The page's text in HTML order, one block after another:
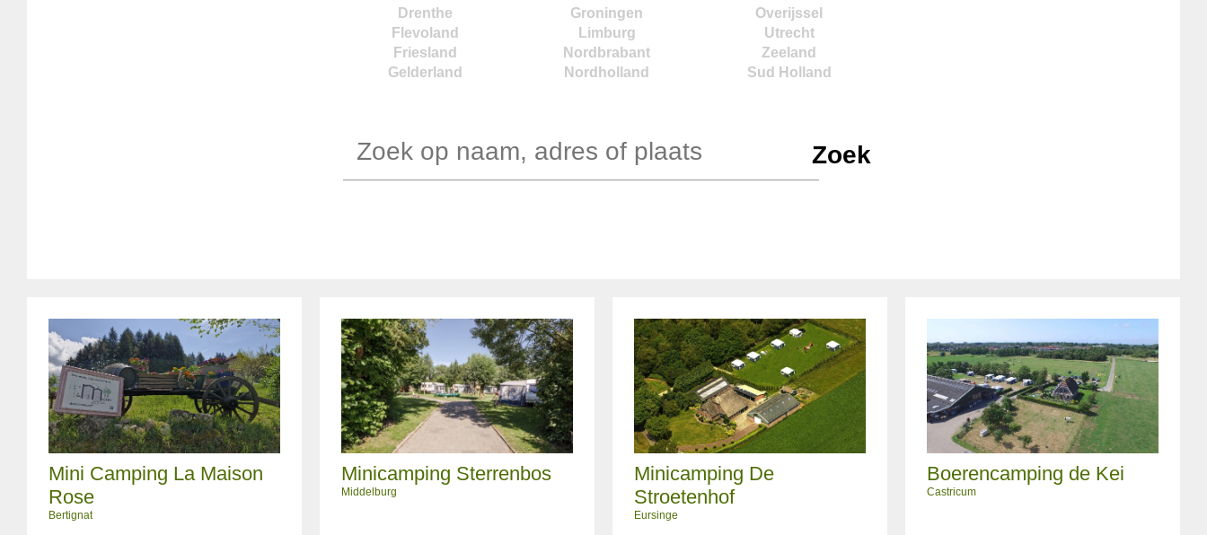
Drenthe
Flevoland
Friesland
Gelderland
Groningen
Limburg
Nordbrabant
Nordholland
Overijssel
Utrecht
Zeeland
Sud Holland
Mini Camping La Maison
Rose
Bertignat
Minicamping Sterrenbos
Middelburg
Minicamping De
Stroetenhof
Eursinge
Boerencamping de Kei
Castricum